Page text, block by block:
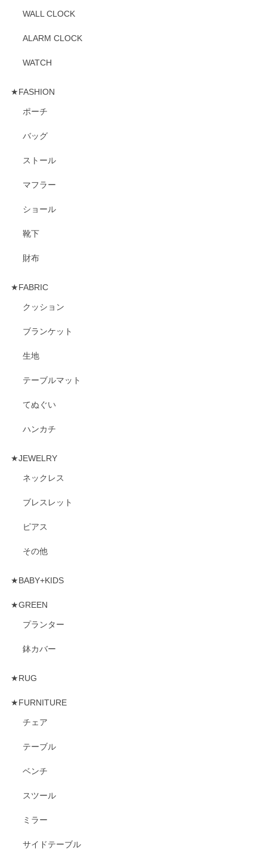
WALL CLOCK
ALARM CLOCK
WATCH
★FASHION
ポーチ
バッグ
ストール
マフラー
ショール
靴下
財布
★FABRIC
クッション
ブランケット
生地
テーブルマット
てぬぐい
ハンカチ
★JEWELRY
ネックレス
ブレスレット
ピアス
その他
★BABY+KIDS
★GREEN
プランター
鉢カバー
★RUG
★FURNITURE
チェア
テーブル
ベンチ
スツール
ミラー
サイドテーブル